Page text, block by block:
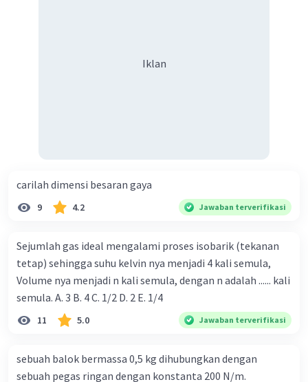
Iklan
carilah dimensi besaran gaya
9 4.2 Jawaban terverifikasi
Sejumlah gas ideal mengalami proses isobarik (tekanan
tetap) sehingga suhu kelvin nya menjadi 4 kali semula,
Volume nya menjadi n kali semula, dengan n adalah ...... kali
semula. A. 3 B. 4 C. 1/2 D. 2 E. 1/4
11 5.0 Jawaban terverifikasi
sebuah balok bermassa 0,5 kg dihubungkan dengan
sebuah pegas ringan dengan konstanta 200 N/m.